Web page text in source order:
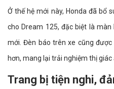
Ở thế hệ mới này, Honda đã bổ
cho Dream 125, đặc biệt là
mới. Đèn báo trên xe cũng
hơn, mang lại trải nghiệm thị
Trang bị tiện nghi,